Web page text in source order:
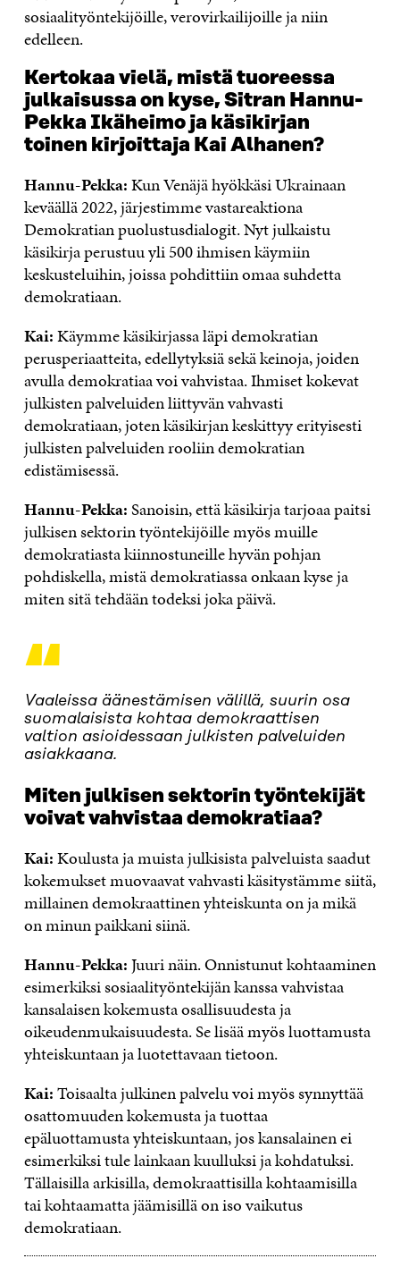
sosiaalityöntekijöille, verovirkailijoille ja niin
edelleen.
Kertokaa vielä, mistä tuoreessa
julkaisussa on kyse, Sitran Hannu-
Pekka Ikäheimo ja käsikirjan
toinen kirjoittaja Kai Alhanen?
Hannu-Pekka:Kun Venäjä hyökkäsi Ukrainaan
keväällä 2022, järjestimme vastareaktiona
Demokratian puolustusdialogit. Nyt julkaistu
käsikirja perustuu yli 500 ihmisen käymiin
keskusteluihin, joissa pohdittiin omaa suhdetta
demokratiaan.
Kai:Käymme käsikirjassa läpi demokratian
perusperiaatteita, edellytyksiä sekä keinoja, joiden
avulla demokratiaa voi vahvistaa. Ihmiset kokevat
julkisten palveluiden liittyvän vahvasti
demokratiaan, joten käsikirjan keskittyy erityisesti
julkisten palveluiden rooliin demokratian
edistämisessä.
Hannu-Pekka:Sanoisin, että käsikirja tarjoaa paitsi
julkisen sektorin työntekijöille myös muille
demokratiasta kiinnostuneille hyvän pohjan
pohdiskella, mistä demokratiassa onkaan kyse ja
miten sitä tehdään todeksi joka päivä.
“
Vaaleissa äänestämisen välillä, suurin osa
suomalaisista kohtaa demokraattisen
valtion asioidessaan julkisten palveluiden
asiakkaana.
Miten julkisen sektorin työntekijät
voivat vahvistaa demokratiaa?
Kai:Koulusta ja muista julkisista palveluista saadut
kokemukset muovaavat vahvasti käsitystämme siitä,
millainen demokraattinen yhteiskunta on ja mikä
on minun paikkani siinä.
Hannu-Pekka:Juuri näin. Onnistunut kohtaaminen
esimerkiksi sosiaalityöntekijän kanssa vahvistaa
kansalaisen kokemusta osallisuudesta ja
oikeudenmukaisuudesta. Se lisää myös luottamusta
yhteiskuntaan ja luotettavaan tietoon.
Kai:Toisaalta julkinen palvelu voi myös synnyttää
osattomuuden kokemusta ja tuottaa
epäluottamusta yhteiskuntaan, jos kansalainen ei
esimerkiksi tule lainkaan kuulluksi ja kohdatuksi.
Tällaisilla arkisilla, demokraattisilla kohtaamisilla
tai kohtaamatta jäämisillä on iso vaikutus
demokratiaan.